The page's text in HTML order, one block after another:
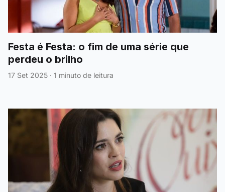
Festa é Festa: o fim de uma série que
perdeu o brilho
17 Set 2025 · 1 minuto de leitura